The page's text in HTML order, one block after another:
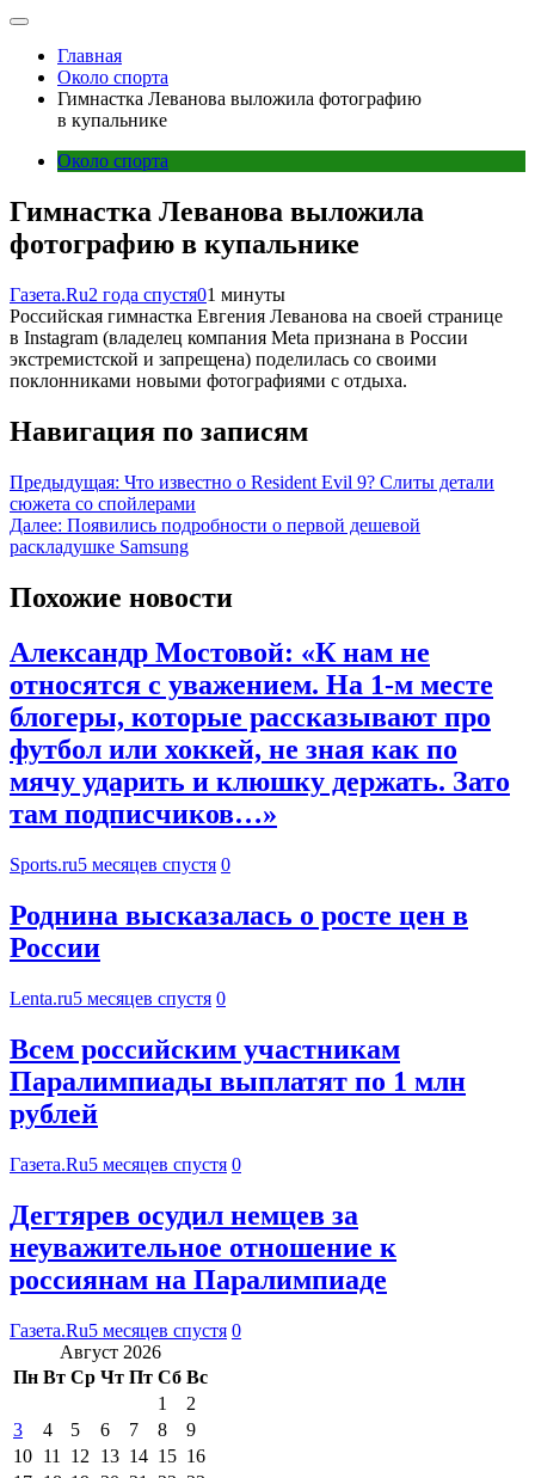
Главная
Около спорта
Гимнастка Леванова выложила фотографию
в купальнике
Около спорта
Гимнастка Леванова выложила
фотографию в купальнике
Газета.Ru2 года спустя01 минуты
Российская гимнастка Евгения Леванова на своей странице
в Instagram (владелец компания Meta признана в России
экстремистской и запрещена) поделилась со своими
поклонниками новыми фотографиями с отдыха.
Навигация по записям
Предыдущая: Что известно о Resident Evil 9? Слиты детали
сюжета со спойлерами
Далее: Появились подробности о первой дешевой
раскладушке Samsung
Похожие новости
Александр Мостовой: «К нам не
относятся с уважением. На 1-м месте
блогеры, которые рассказывают про
футбол или хоккей, не зная как по
мячу ударить и клюшку держать. Зато
там подписчиков…»
Sports.ru5 месяцев спустя 0
Роднина высказалась о росте цен в
России
Lenta.ru5 месяцев спустя 0
Всем российским участникам
Паралимпиады выплатят по 1 млн
рублей
Газета.Ru5 месяцев спустя 0
Дегтярев осудил немцев за
неуважительное отношение к
россиянам на Паралимпиаде
Газета.Ru5 месяцев спустя 0
Август 2026
Пн Вт Ср Чт Пт Сб Вс
1
2
3
4 5 6 7 8
9
10 11 12 13 14 15 16